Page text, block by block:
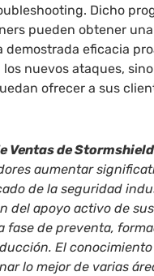
Dicho
pueden obtener
demostrada eficacia
nuevos ataques,
ofrecer a sus
Ventas de
aumentar
de la seguridad
del apoyo activo de
fase de preventa,
El
lo mejor de varias